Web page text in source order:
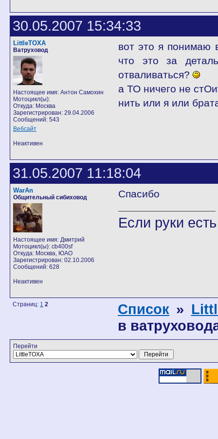
30.05.2007 15:34:33
LittleTOXA
Ватруховод
Настоящее имя: Антон Самохин
Мотоцикл(ы):
Откуда: Москва
Зарегистрирован: 29.04.2006
Сообщений: 543
Вебсайт
вот это я понимаю
что это за
отваливаться?
а ТО ничего не
нить или я или
Неактивен
31.05.2007 11:18:04
WarAn
Общительный сибиховод
Настоящее имя: Дмитрий
Мотоцикл(ы): cb400sf
Откуда: Москва, ЮАО
Зарегистрирован: 02.10.2006
Сообщений: 628
Спасибо
Если руки
Неактивен
Страниц: 1 2 Список »
в
Перейти